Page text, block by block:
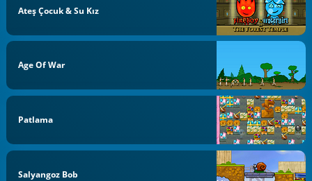
Ateş Çocuk & Su Kız
Age Of War
Patlama
Salyangoz Bob